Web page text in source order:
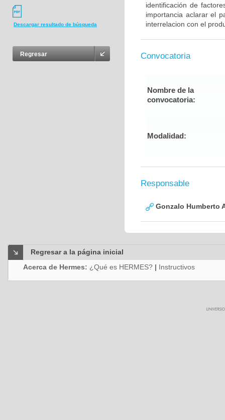
Descargar resultado de búsqueda
Regresar
identificación de
importancia aclarar el
interrelacion con el
Convocatoria
Nombre de la
convocatoria:
Modalidad:
Responsable
Gonzalo Humberto
Regresar a la página inicial
Acerca de Hermes: ¿Qué es HERMES? | Instructivos